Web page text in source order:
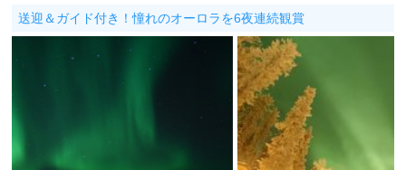
送迎＆ガイド付き！憧れのオーロラを6夜連続観賞